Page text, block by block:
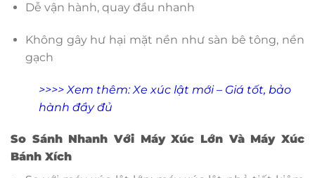
Dễ vận hành, quay đầu nhanh
Không gây hư hại mặt nền như sàn bê tông, nền
gạch
>>>> Xem thêm:Xe xúc lật mới – Giá tốt, bảo
hành đầy đủ
So Sánh Nhanh Với Máy Xúc Lớn Và Máy Xúc
Bánh Xích